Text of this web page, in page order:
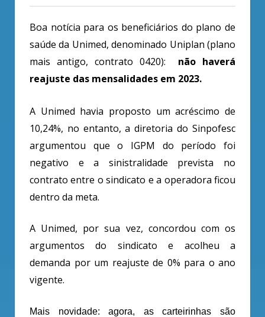
Boa notícia para os beneficiários do plano de
saúde da Unimed, denominado Uniplan (plano
mais antigo, contrato 0420):
não haverá
reajuste das mensalidades em 2023.
A Unimed havia proposto um acréscimo de
10,24%, no entanto, a diretoria do Sinpofesc
argumentou que o IGPM do período foi
negativo e a sinistralidade prevista no
contrato entre o sindicato e a operadora ficou
dentro da meta.
A Unimed, por sua vez, concordou com os
argumentos do sindicato e acolheu a
demanda por um reajuste de 0% para o ano
vigente.
Mais novidade: agora, as carteirinhas são